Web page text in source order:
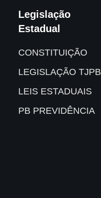
Legislação
Estadual
CONSTITUIÇÃO
LEGISLAÇÃO TJPB
LEIS ESTADUAIS
PB PREVIDÊNCIA